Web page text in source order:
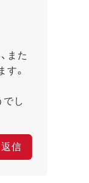
また
。
し
返信